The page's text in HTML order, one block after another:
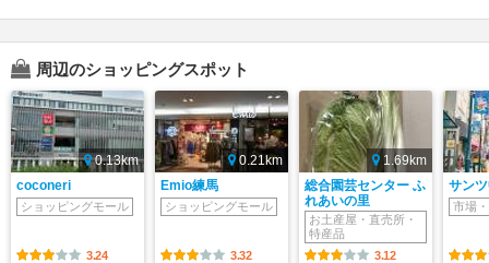
周辺のショッピングスポット
0.13km
coconeri
ショッピングモール
3.24
0.21km
Emio練馬
ショッピングモール
3.32
1.69km
総合園芸センター ふ
れあいの里
お土産屋・直売所・
特産品
3.12
サン
市場